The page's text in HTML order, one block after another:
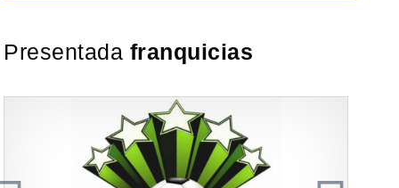
Presentada franquicias